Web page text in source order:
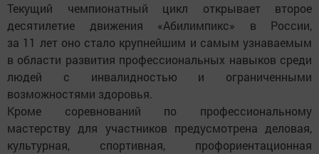
Текущий чемпионатный цикл открывает второе
десятилетие движения «Абилимпикс» в России,
за 11 лет оно стало крупнейшим и самым узнаваемым
в области развития профессиональных навыков среди
людей с инвалидностью и ограниченными
возможностями здоровья.
Кроме соревнований по профессиональному
мастерству для участников предусмотрена деловая,
культурная, спортивная, профориентационная